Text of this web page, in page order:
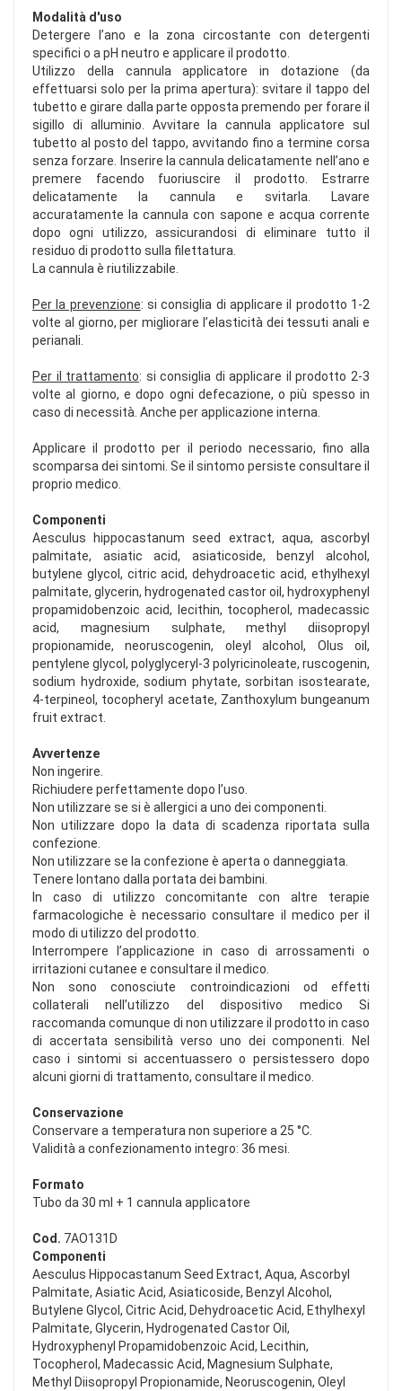
Modalità d'uso
Detergere l’ano e la zona circostante con detergenti
specifici o a pH neutro e applicare il prodotto.
Utilizzo della cannula applicatore in dotazione (da
effettuarsi solo per la prima apertura): svitare il tappo del
tubetto e girare dalla parte opposta premendo per forare il
sigillo di alluminio. Avvitare la cannula applicatore sul
tubetto al posto del tappo, avvitando fino a termine corsa
senza forzare. Inserire la cannula delicatamente nell’ano e
premere facendo fuoriuscire il prodotto. Estrarre
delicatamente la cannula e svitarla. Lavare
accuratamente la cannula con sapone e acqua corrente
dopo ogni utilizzo, assicurandosi di eliminare tutto il
residuo di prodotto sulla filettatura.
La cannula è riutilizzabile.
Per la prevenzione: si consiglia di applicare il prodotto 1-2
volte al giorno, per migliorare l’elasticità dei tessuti anali e
perianali.
Per il trattamento: si consiglia di applicare il prodotto 2-3
volte al giorno, e dopo ogni defecazione, o più spesso in
caso di necessità. Anche per applicazione interna.
Applicare il prodotto per il periodo necessario, fino alla
scomparsa dei sintomi. Se il sintomo persiste consultare il
proprio medico.
Componenti
Aesculus hippocastanum seed extract, aqua, ascorbyl
palmitate, asiatic acid, asiaticoside, benzyl alcohol,
butylene glycol, citric acid, dehydroacetic acid, ethylhexyl
palmitate, glycerin, hydrogenated castor oil, hydroxyphenyl
propamidobenzoic acid, lecithin, tocopherol, madecassic
acid, magnesium sulphate, methyl diisopropyl
propionamide, neoruscogenin, oleyl alcohol, Olus oil,
pentylene glycol, polyglyceryl-3 polyricinoleate, ruscogenin,
sodium hydroxide, sodium phytate, sorbitan isostearate,
4-terpineol, tocopheryl acetate, Zanthoxylum bungeanum
fruit extract.
Avvertenze
Non ingerire.
Richiudere perfettamente dopo l’uso.
Non utilizzare se si è allergici a uno dei componenti.
Non utilizzare dopo la data di scadenza riportata sulla
confezione.
Non utilizzare se la confezione è aperta o danneggiata.
Tenere lontano dalla portata dei bambini.
In caso di utilizzo concomitante con altre terapie
farmacologiche è necessario consultare il medico per il
modo di utilizzo del prodotto.
Interrompere l’applicazione in caso di arrossamenti o
irritazioni cutanee e consultare il medico.
Non sono conosciute controindicazioni od effetti
collaterali nell’utilizzo del dispositivo medico Si
raccomanda comunque di non utilizzare il prodotto in caso
di accertata sensibilità verso uno dei componenti. Nel
caso i sintomi si accentuassero o persistessero dopo
alcuni giorni di trattamento, consultare il medico.
Conservazione
Conservare a temperatura non superiore a 25 °C.
Validità a confezionamento integro: 36 mesi.
Formato
Tubo da 30 ml + 1 cannula applicatore
Cod. 7AO131D
Componenti
Aesculus Hippocastanum Seed Extract, Aqua, Ascorbyl
Palmitate, Asiatic Acid, Asiaticoside, Benzyl Alcohol,
Butylene Glycol, Citric Acid, Dehydroacetic Acid, Ethylhexyl
Palmitate, Glycerin, Hydrogenated Castor Oil,
Hydroxyphenyl Propamidobenzoic Acid, Lecithin,
Tocopherol, Madecassic Acid, Magnesium Sulphate,
Methyl Diisopropyl Propionamide, Neoruscogenin, Oleyl